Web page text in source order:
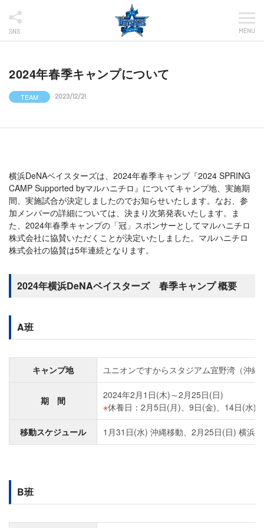
SNS MENU
2024年春季キャンプについて
TEAM 2023/12/21
横浜DeNAベイスターズは、2024年春季キャンプ『2024 SPRING
CAMP Supported byマルハニチロ』についてキャンプ地、実施期
間、実施試合が決定しましたのでお知らせいたします。なお、参
加メンバーの詳細については、決まり次第発表いたします。ま
た、2024年春季キャンプの「冠」スポンサーとしてマルハニチロ
株式会社に協賛いただくことが決定いたしました。マルハニチロ
株式会社の協賛は5年連続となります。
2024年横浜DeNAベイスターズ 春季キャンプ 概要
A班
キャンプ地 ユニオンですからスタジアム宜野湾（沖
期 間
2024年2月1日(木)～2月25日(日)
休養日：2月5日(月)、9日(金)、14日(水)
移動スケジュール 1月31日(水) 沖縄移動、2月25日(日) 横浜
B班